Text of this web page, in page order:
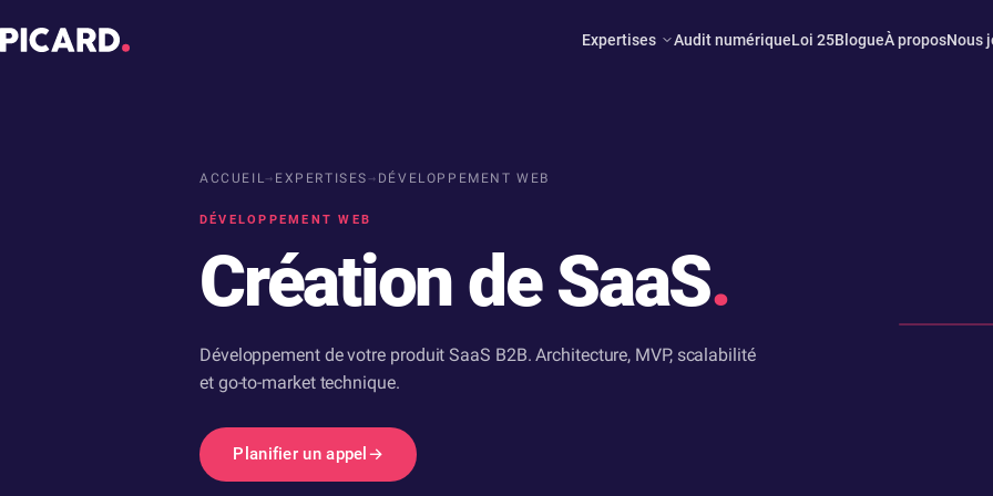
Expertises Audit numériqueLoi 25BlogueÀ proposNous
ACCUEIL→ EXPERTISES→ DÉVELOPPEMENT WEB
DÉVELOPPEMENT WEB
Création de SaaS.
Développement de votre produit SaaS B2B. Architecture, MVP, scalabilité
et go-to-market technique.
Planifier un appel →